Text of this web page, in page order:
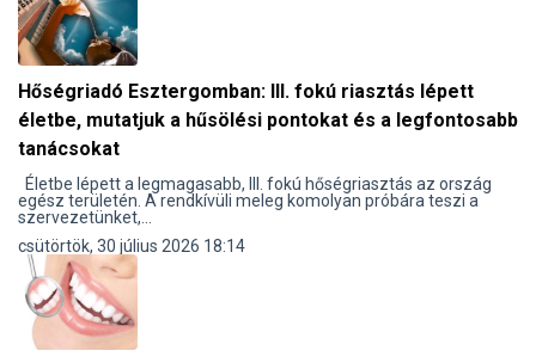
Hőségriadó Esztergomban: III. fokú riasztás lépett
életbe, mutatjuk a hűsölési pontokat és a legfontosabb
tanácsokat
Életbe lépett a legmagasabb, III. fokú hőségriasztás az ország
egész területén. A rendkívüli meleg komolyan próbára teszi a
szervezetünket,...
csütörtök, 30 július 2026 18:14